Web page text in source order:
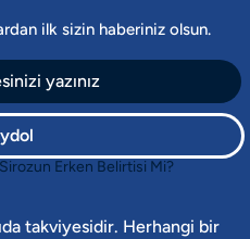
ilk sizin haberiniz olsun.
takviyesidir. Herhangi bir